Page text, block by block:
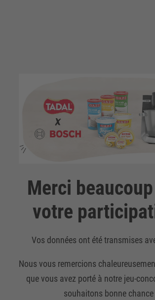
Merci
votre
Vos données ont été transmises
Nous vous remercions
que vous avez porté à notre jeu-
souhaitons bonne chance